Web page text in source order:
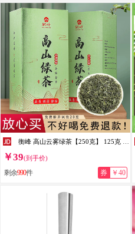
￥39(到手价)
剩余990件 券 ￥40